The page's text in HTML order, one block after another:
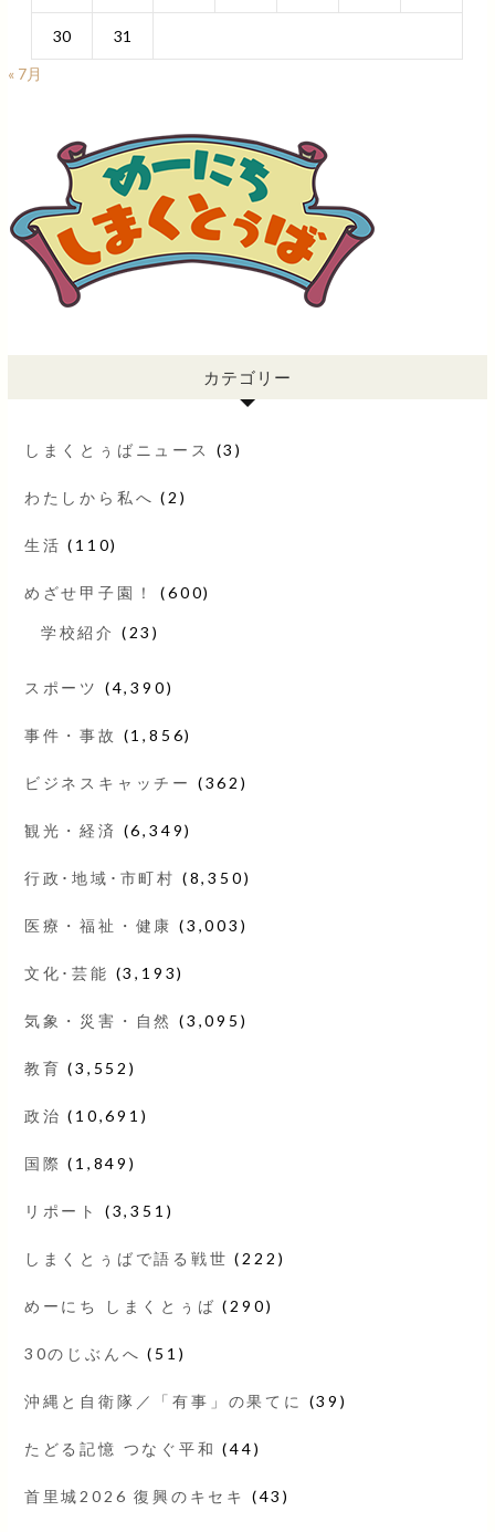
30
31
« 7月
カテゴリー
しまくとぅばニュース (3)
わたしから私へ (2)
生活 (110)
めざせ甲子園！ (600)
学校紹介 (23)
スポーツ (4,390)
事件・事故 (1,856)
ビジネスキャッチー (362)
観光・経済 (6,349)
行政･地域･市町村 (8,350)
医療・福祉・健康 (3,003)
文化･芸能 (3,193)
気象・災害・自然 (3,095)
教育 (3,552)
政治 (10,691)
国際 (1,849)
リポート (3,351)
しまくとぅばで語る戦世 (222)
めーにち しまくとぅば (290)
30のじぶんへ (51)
沖縄と自衛隊／「有事」の果てに (39)
たどる記憶 つなぐ平和 (44)
首里城2026 復興のキセキ (43)